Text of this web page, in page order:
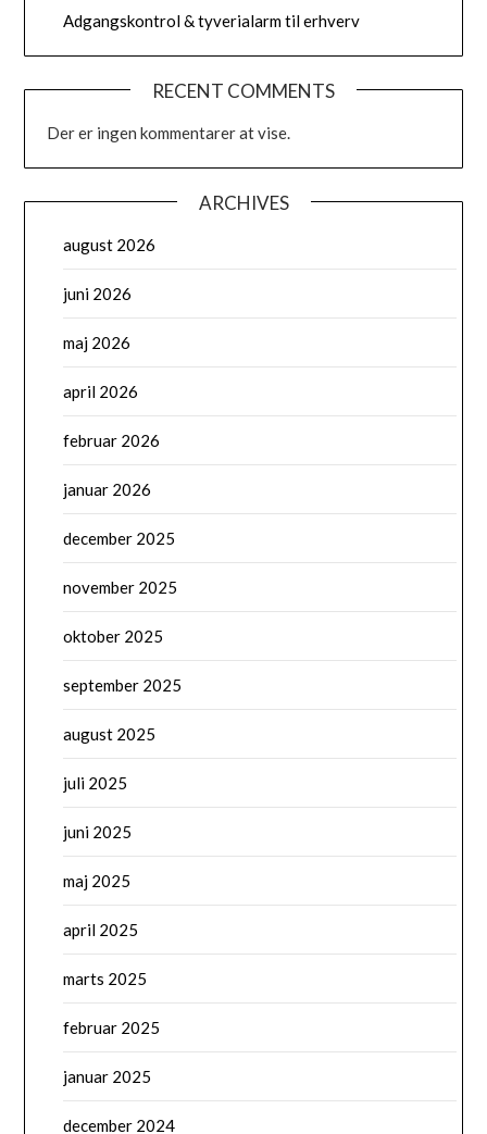
Adgangskontrol & tyverialarm til erhverv
RECENT COMMENTS
Der er ingen kommentarer at vise.
ARCHIVES
august 2026
juni 2026
maj 2026
april 2026
februar 2026
januar 2026
december 2025
november 2025
oktober 2025
september 2025
august 2025
juli 2025
juni 2025
maj 2025
april 2025
marts 2025
februar 2025
januar 2025
december 2024